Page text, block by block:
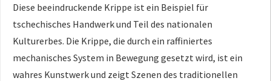
Diese beeindruckende Krippe ist ein Beispiel für
tschechisches Handwerk und Teil des nationalen
Kulturerbes. Die Krippe, die durch ein raffiniertes
mechanisches System in Bewegung gesetzt wird, ist ein
wahres Kunstwerk und zeigt Szenen des traditionellen